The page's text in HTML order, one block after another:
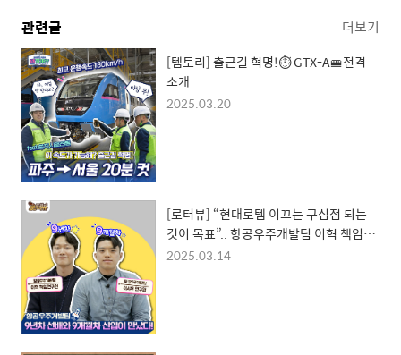
관련글 더보기
[템토리] 출근길 혁명!⏱️ GTX-A🚝전격
소개
2025.03.20
[로터뷰] “현대로템 이끄는 구심점 되는
것이 목표”.. 항공우주개발팀 이혁 책임연
구원과 이시우 연구원
2025.03.14